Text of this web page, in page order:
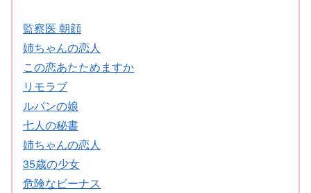
監察医 朝顔
姉ちゃんの恋人
この恋あたためますか
リモラブ
ルパンの娘
七人の秘書
姉ちゃんの恋人
35歳の少女
危険なビーナス